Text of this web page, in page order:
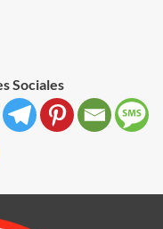
Sociales